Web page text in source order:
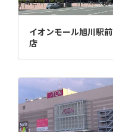
イオンモール旭川駅前
店